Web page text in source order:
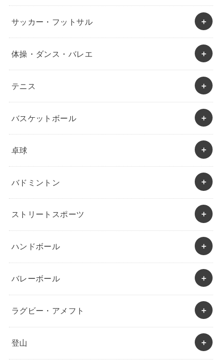
サッカー・フットサル
体操・ダンス・バレエ
テニス
バスケットボール
卓球
バドミントン
ストリートスポーツ
ハンドボール
バレーボール
ラグビー・アメフト
登山